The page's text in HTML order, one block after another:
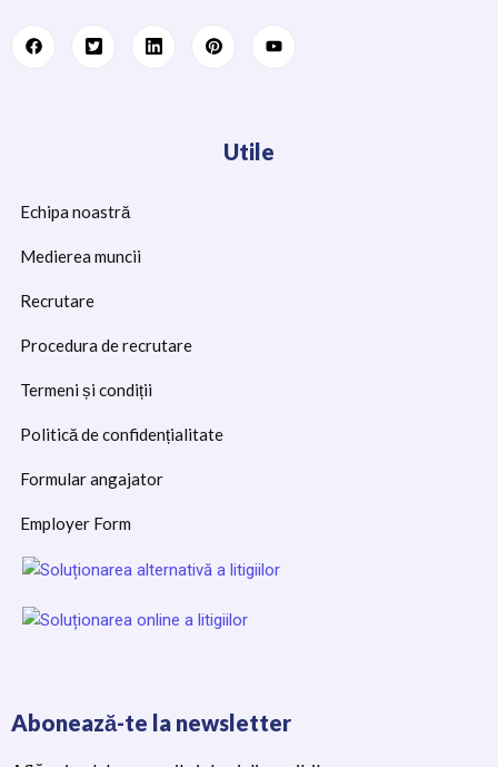
Utile
Echipa noastră
Medierea muncii
Recrutare
Procedura de recrutare
Termeni și condiții
Politică de confidențialitate
Formular angajator
Employer Form
Abonează-te la newsletter